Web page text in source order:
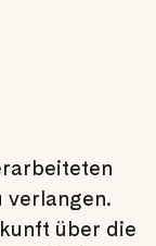
verlangen.
über die